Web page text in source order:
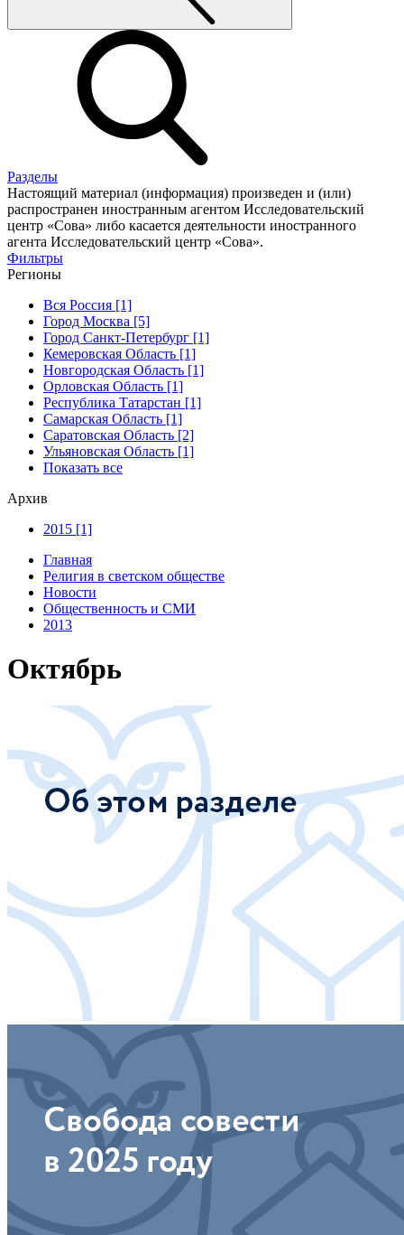
Разделы
Настоящий материал (информация) произведен и (или)
распространен иностранным агентом Исследовательский
центр «Сова» либо касается деятельности иностранного
агента Исследовательский центр «Сова».
Фильтры
Регионы
Вся Россия [1]
Город Москва [5]
Город Санкт-Петербург [1]
Кемеровская Область [1]
Новгородская Область [1]
Орловская Область [1]
Республика Татарстан [1]
Самарская Область [1]
Саратовская Область [2]
Ульяновская Область [1]
Показать все
Архив
2015 [1]
Главная
Религия в светском обществе
Новости
Общественность и СМИ
2013
Октябрь